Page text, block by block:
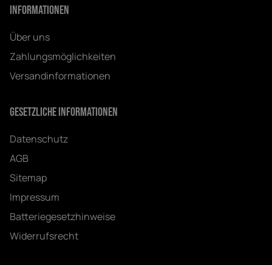
Informationen
Über uns
Zahlungsmöglichkeiten
Versandinformationen
Gesetzliche Informationen
Datenschutz
AGB
Sitemap
Impressum
Batteriegesetzhinweise
Widerrufsrecht